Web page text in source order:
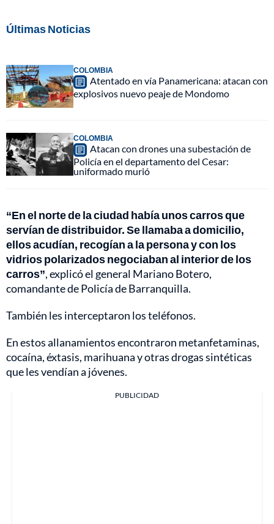
Últimas Noticias
COLOMBIA
Atentado en vía Panamericana: atacan con
explosivos nuevo peaje de Mondomo
COLOMBIA
Atacan con drones una subestación de
Policía en el departamento del Cesar:
uniformado murió
“En el norte de la ciudad había unos carros que
servían de distribuidor. Se llamaba a domicilio,
ellos acudían, recogían a la persona y con los
vidrios polarizados negociaban al interior de los
carros”, explicó el general Mariano Botero,
comandante de Policía de Barranquilla.
También les interceptaron los teléfonos.
En estos allanamientos encontraron metanfetaminas,
cocaína, éxtasis, marihuana y otras drogas sintéticas
que les vendían a jóvenes.
PUBLICIDAD